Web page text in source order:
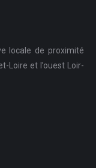
locale de proximité
Loire et l’ouest Loir-